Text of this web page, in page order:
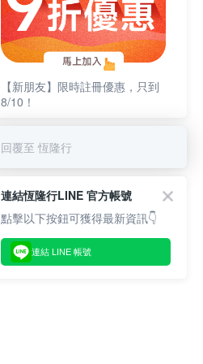
【新朋友】限時註冊優惠，只到
8/10！
回覆至 恆隆行
連結恆隆行LINE 官方帳號
點擊以下按鈕可獲得最新資訊👇
連結 LINE 帳號